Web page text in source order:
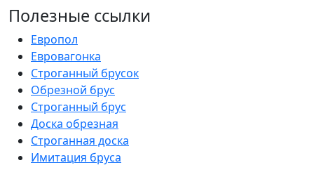
Полезные ссылки
Европол
Евровагонка
Строганный брусок
Обрезной брус
Строганный брус
Доска обрезная
Строганная доска
Имитация бруса